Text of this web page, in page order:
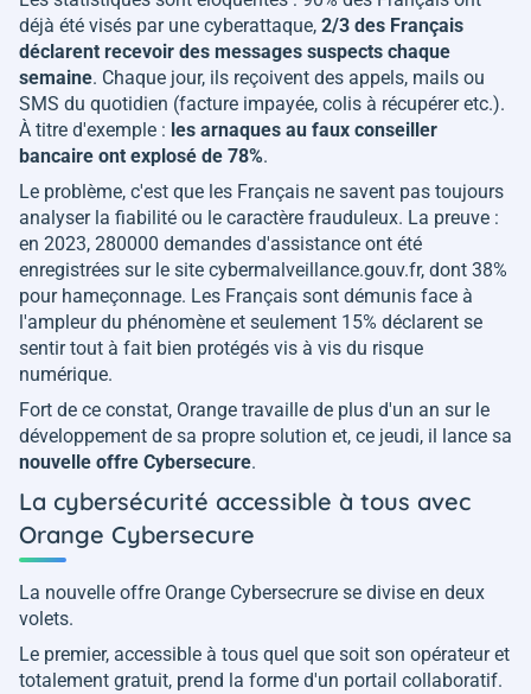
déjà été visés par une cyberattaque, 2/3 des Français
déclarent recevoir des messages suspects chaque
semaine. Chaque jour, ils reçoivent des appels, mails ou
SMS du quotidien (facture impayée, colis à récupérer etc.).
À titre d'exemple : les arnaques au faux conseiller
bancaire ont explosé de 78%.
Le problème, c'est que les Français ne savent pas toujours
analyser la fiabilité ou le caractère frauduleux. La preuve :
en 2023, 280000 demandes d'assistance ont été
enregistrées sur le site cybermalveillance.gouv.fr, dont 38%
pour hameçonnage. Les Français sont démunis face à
l'ampleur du phénomène et seulement 15% déclarent se
sentir tout à fait bien protégés vis à vis du risque
numérique.
Fort de ce constat, Orange travaille de plus d'un an sur le
développement de sa propre solution et, ce jeudi, il lance sa
nouvelle offre Cybersecure.
La cybersécurité accessible à tous avec
Orange Cybersecure
La nouvelle offre Orange Cybersecrure se divise en deux
volets.
Le premier, accessible à tous quel que soit son opérateur et
totalement gratuit, prend la forme d'un portail collaboratif.